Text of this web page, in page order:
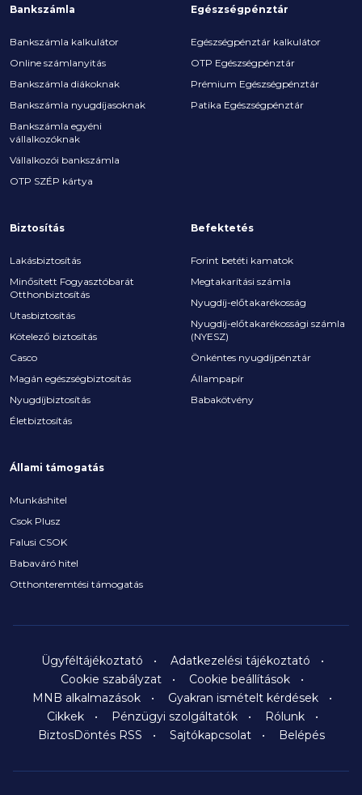
Bankszámla
Bankszámla kalkulátor
Online számlanyitás
Bankszámla diákoknak
Bankszámla nyugdíjasoknak
Bankszámla egyéni
vállalkozóknak
Vállalkozói bankszámla
OTP SZÉP kártya
Egészségpénztár
Egészségpénztár kalkulátor
OTP Egészségpénztár
Prémium Egészségpénztár
Patika Egészségpénztár
Biztosítás
Lakásbiztosítás
Minősített Fogyasztóbarát
Otthonbiztosítás
Utasbiztosítás
Kötelező biztosítás
Casco
Magán egészségbiztosítás
Nyugdíjbiztosítás
Életbiztosítás
Befektetés
Forint betéti kamatok
Megtakarítási számla
Nyugdíj-előtakarékosság
Nyugdíj-előtakarékossági számla
(NYESZ)
Önkéntes nyugdíjpénztár
Állampapír
Babakötvény
Állami támogatás
Munkáshitel
Csok Plusz
Falusi CSOK
Babaváró hitel
Otthonteremtési támogatás
Ügyféltájékoztató
Adatkezelési tájékoztató
Cookie szabályzat
Cookie beállítások
MNB alkalmazások
Gyakran ismételt kérdések
Cikkek
Pénzügyi szolgáltatók
Rólunk
BiztosDöntés RSS
Sajtókapcsolat Belépés